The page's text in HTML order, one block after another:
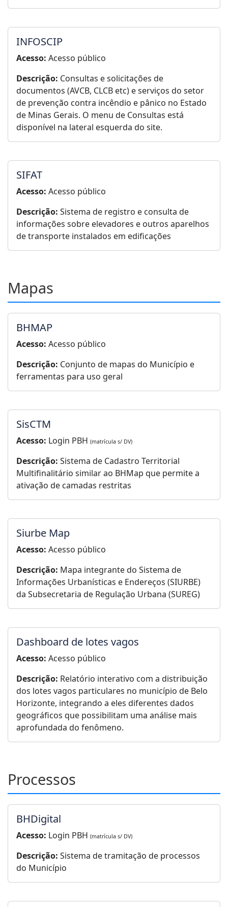
INFOSCIP
Acesso: Acesso público
Descrição: Consultas e solicitações de
documentos (AVCB, CLCB etc) e serviços do setor
de prevenção contra incêndio e pânico no Estado
de Minas Gerais. O menu de Consultas está
disponível na lateral esquerda do site.
SIFAT
Acesso: Acesso público
Descrição: Sistema de registro e consulta de
informações sobre elevadores e outros aparelhos
de transporte instalados em edificações
Mapas
BHMAP
Acesso: Acesso público
Descrição: Conjunto de mapas do Município e
ferramentas para uso geral
SisCTM
Acesso: Login PBH (matrícula s/ DV)
Descrição: Sistema de Cadastro Territorial
Multifinalitário similar ao BHMap que permite a
ativação de camadas restritas
Siurbe Map
Acesso: Acesso público
Descrição: Mapa integrante do Sistema de
Informações Urbanísticas e Endereços (SIURBE)
da Subsecretaria de Regulação Urbana (SUREG)
Dashboard de lotes vagos
Acesso: Acesso público
Descrição: Relatório interativo com a distribuição
dos lotes vagos particulares no município de Belo
Horizonte, integrando a eles diferentes dados
geográficos que possibilitam uma análise mais
aprofundada do fenômeno.
Processos
BHDigital
Acesso: Login PBH (matrícula s/ DV)
Descrição: Sistema de tramitação de processos
do Município